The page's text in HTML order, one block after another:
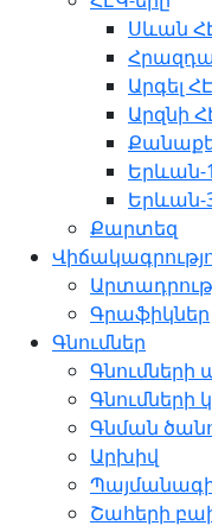
Սևան
Արգել
Արզնի
Երևան-
Երևան-
Քարտեզ
Գրաֆիկներ
Գնումներ
Գնումների
Գնումների
Գնման
Արխիվ
Շահերի